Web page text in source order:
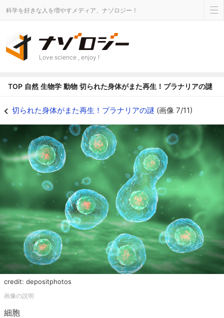
科学を好きな人を増やすメディア、ナゾロジー！
Love science , enjoy !
TOP 自然 生物学 動物 切られた身体がまた再生！プラナリアの謎
切られた身体がまた再生！プラナリアの謎 (画像 7/11)
credit: depositphotos
細胞